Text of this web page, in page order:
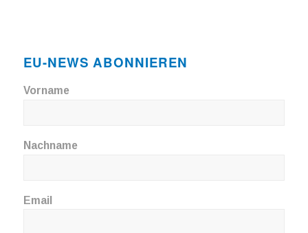
EU-NEWS ABONNIEREN
Vorname
Nachname
Email